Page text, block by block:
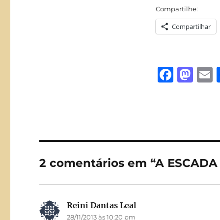
Compartilhe:
Compartilhar
F
b
o
k
M
d
n
2 comentários em “A
Reini Dantas Leal
28/11/2013 às 10:20 pm